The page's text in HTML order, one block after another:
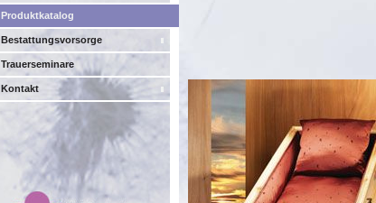
Produktkatalog
Bestattungsvorsorge
Trauerseminare
Kontakt